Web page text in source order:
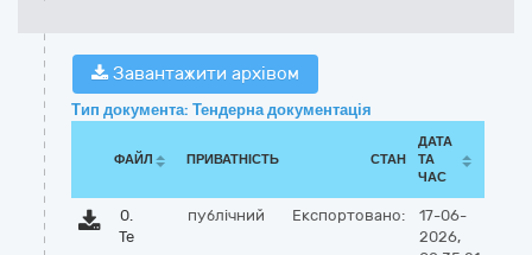
Завантажити архівом
Тип документа: Тендерна документація
ФАЙЛ ПРИВАТНІСТЬ СТАН
ДАТА
ТА
ЧАС
0.
Те
публічний Експортовано:
17-06-
2026,